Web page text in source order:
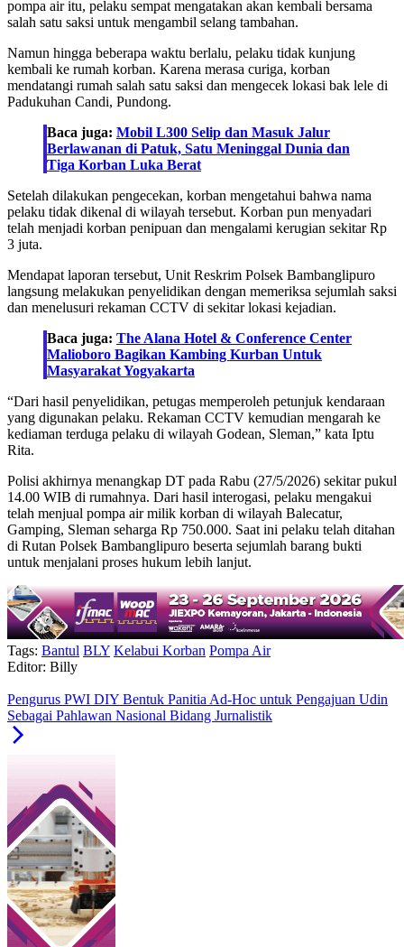
pompa air itu, pelaku sempat mengatakan akan kembali bersama
salah satu saksi untuk mengambil selang tambahan.
Namun hingga beberapa waktu berlalu, pelaku tidak kunjung
kembali ke rumah korban. Karena merasa curiga, korban
mendatangi rumah salah satu saksi dan mengecek lokasi bak lele di
Padukuhan Candi, Pundong.
Baca juga: Mobil L300 Selip dan Masuk Jalur
Berlawanan di Patuk, Satu Meninggal Dunia dan
Tiga Korban Luka Berat
Setelah dilakukan pengecekan, korban mengetahui bahwa nama
pelaku tidak dikenal di wilayah tersebut. Korban pun menyadari
telah menjadi korban penipuan dan mengalami kerugian sekitar Rp
3 juta.
Mendapat laporan tersebut, Unit Reskrim Polsek Bambanglipuro
langsung melakukan penyelidikan dengan memeriksa sejumlah saksi
dan menelusuri rekaman CCTV di sekitar lokasi kejadian.
Baca juga: The Alana Hotel & Conference Center
Malioboro Bagikan Kambing Kurban Untuk
Masyarakat Yogyakarta
“Dari hasil penyelidikan, petugas memperoleh petunjuk kendaraan
yang digunakan pelaku. Rekaman CCTV kemudian mengarah ke
kediaman terduga pelaku di wilayah Godean, Sleman,” kata Iptu
Rita.
Polisi akhirnya menangkap DT pada Rabu (27/5/2026) sekitar pukul
14.00 WIB di rumahnya. Dari hasil interogasi, pelaku mengakui
telah menjual pompa air milik korban di wilayah Balecatur,
Gamping, Sleman seharga Rp 750.000. Saat ini pelaku telah ditahan
di Rutan Polsek Bambanglipuro beserta sejumlah barang bukti
untuk menjalani proses hukum lebih lanjut.
Tags: Bantul BLY Kelabui Korban Pompa Air
Editor: Billy
Pengurus PWI DIY Bentuk Panitia Ad-Hoc untuk Pengajuan Udin
Sebagai Pahlawan Nasional Bidang Jurnalistik